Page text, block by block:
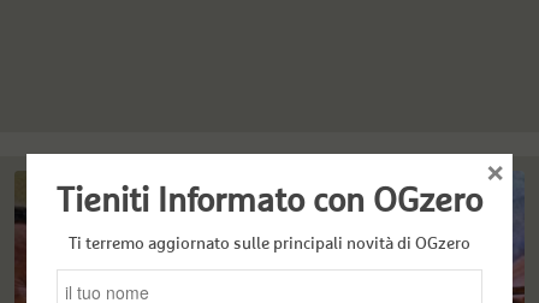
Tieniti Informato con OGzero
Ti terremo aggiornato sulle principali novità di OGzero
×